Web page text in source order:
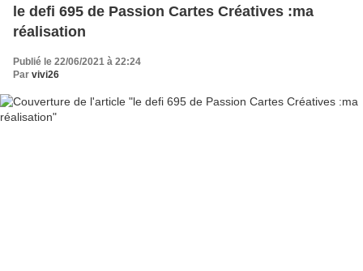
le defi 695 de Passion Cartes Créatives :ma
réalisation
Publié le 22/06/2021 à 22:24
Par vivi26